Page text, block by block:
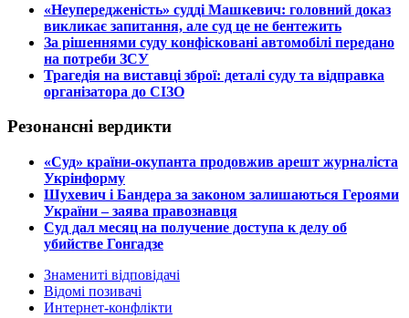
​«Неупередженість» судді Машкевич: головний доказ
викликає запитання, але суд це не бентежить
​За рішеннями суду конфісковані автомобілі передано
на потреби ЗСУ
​Трагедія на виставці зброї: деталі суду та відправка
організатора до СІЗО
Резонансні вердикти
​«Суд» країни-окупанта продовжив арешт журналіста
Укрінформу
Шухевич і Бандера за законом залишаються Героями
України – заява правознавця
Суд дал месяц на получение доступа к делу об
убийстве Гонгадзе
Знамениті відповідачі
Відомі позивачі
Интернет-конфлікти